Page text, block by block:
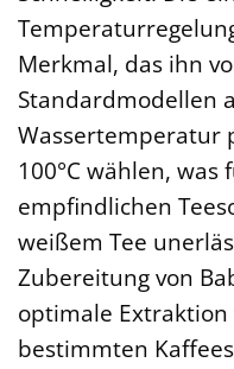
Merkmal, das ihn
Standardmodellen
Wassertemperatur
100°C wählen,
empfindlichen
weißem Tee
Zubereitung von
optimale
bestimmten